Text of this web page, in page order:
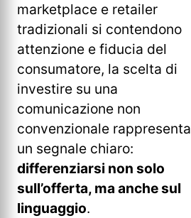
marketplace e retailer
tradizionali si contendono
attenzione e fiducia del
consumatore, la scelta di
investire su una
comunicazione non
convenzionale rappresenta
un segnale chiaro:
differenziarsi non solo
sull’offerta, ma anche sul
linguaggio.